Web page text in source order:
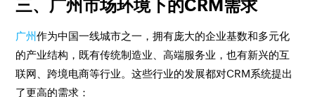
三、广州市场环境下的CRM需求
广州作为中国一线城市之一，拥有庞大的企业基数和多元化
的产业结构，既有传统制造业、高端服务业，也有新兴的互
联网、跨境电商等行业。这些行业的发展都对CRM系统提出
了更高的需求：